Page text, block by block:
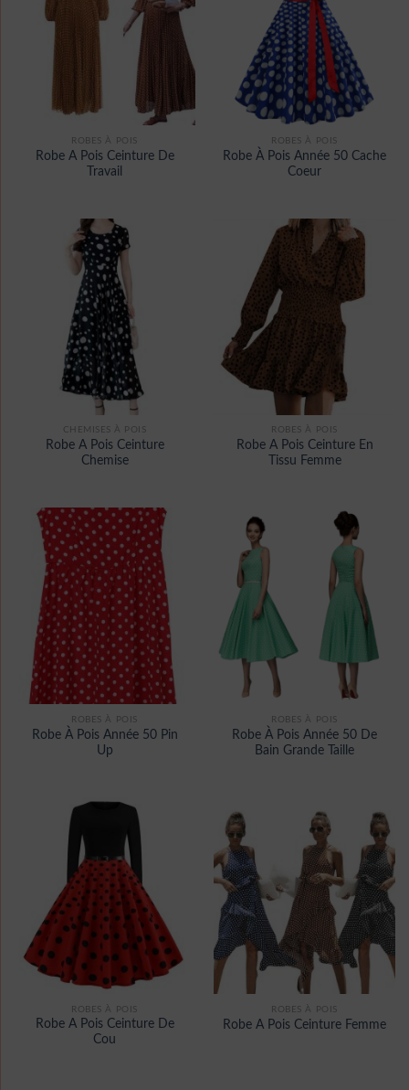
ROBES À POIS
Robe A Pois Ceinture De
Travail
ROBES À POIS
Robe À Pois Année 50 Cache
Coeur
CHEMISES À POIS
Robe A Pois Ceinture
Chemise
ROBES À POIS
Robe A Pois Ceinture En
Tissu Femme
ROBES À POIS
Robe À Pois Année 50 Pin
Up
ROBES À POIS
Robe À Pois Année 50 De
Bain Grande Taille
ROBES À POIS
Robe A Pois Ceinture De
Cou
ROBES À POIS
Robe A Pois Ceinture Femme